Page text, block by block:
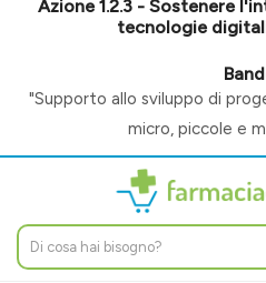
Azione 1.2.3 - Sostenere
tecnologie
"Supporto allo sviluppo di
micro, piccole e